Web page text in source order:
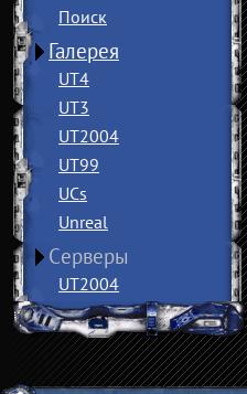
Поиск
Галерея
UT4
UT3
UT2004
UT99
UCs
Unreal
Серверы
UT2004